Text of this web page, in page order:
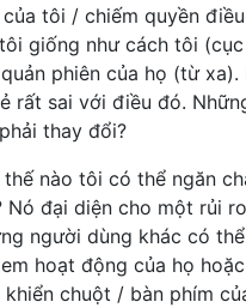
của tôi / chiếm quyền
giống như cách tôi
phiên của họ (từ
rất sai với điều đó.
thay đổi?
thế nào tôi có thể ngăn
Nó đại diện cho một rủi
người dùng khác có
hoạt động của họ
khiển chuột / bàn phím